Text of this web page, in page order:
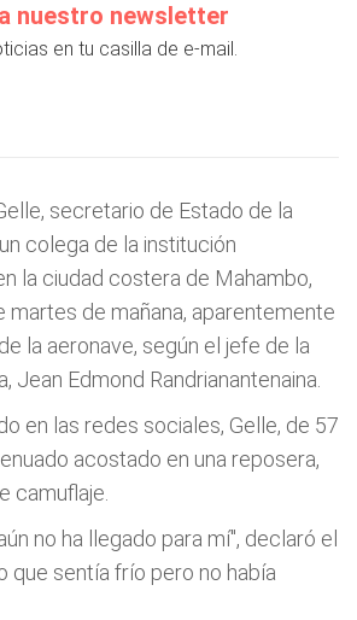
nuestro newsletter
en tu casilla de e-mail.
secretario de Estado de la
colega de la institución
la ciudad costera de Mahambo,
martes de mañana, aparentemente
la aeronave, según el jefe de la
Jean Edmond Randrianantenaina.
en las redes sociales, Gelle, de 57
acostado en una reposera,
camuflaje.
no ha llegado para mí", declaró el
que sentía frío pero no había